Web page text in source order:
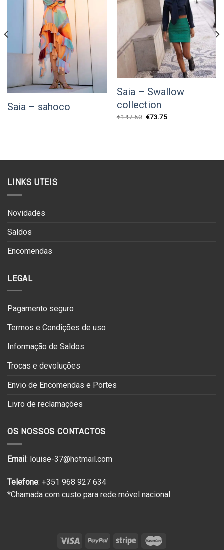
Saia – sahoco
Saia – Swallow
collection
€147.50 O
€73.75O
LINKS UTEIS
Novidades
Saldos
Encomendas
LEGAL
Pagamento seguro
Termos e Condições de uso
Informação de Saldos
Trocas e devoluções
Envio de Encomendas e Portes
Livro de reclamações
OS NOSSOS CONTACTOS
Email: louise-37@hotmail.com
Telefone: +351 968 927 634
*Chamada com custo para rede móvel nacional